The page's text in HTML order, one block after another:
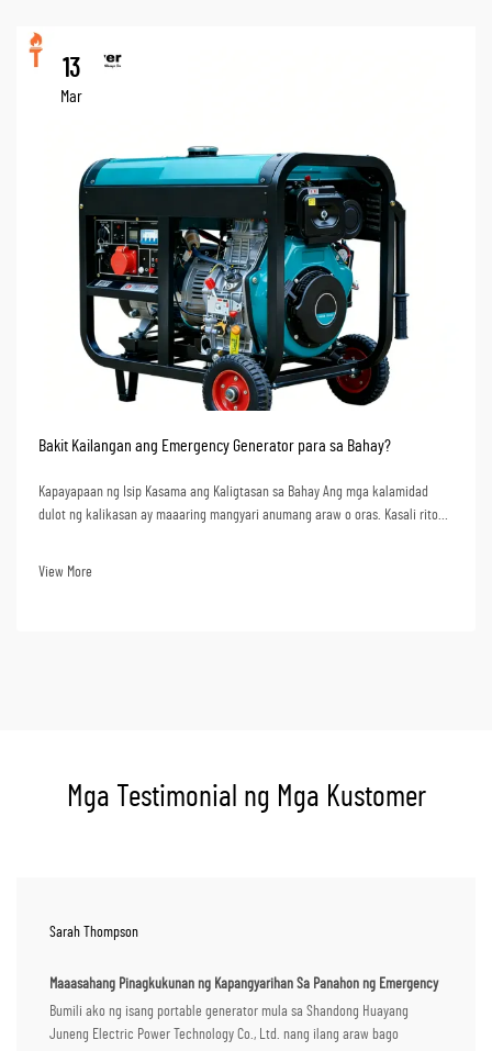
13
Mar
Bakit Kailangan ang Emergency Generator para sa Bahay?
Kapayapaan ng Isip Kasama ang Kaligtasan sa Bahay Ang mga kalamidad
dulot ng kalikasan ay maaaring mangyari anumang araw o oras. Kasali rito
View More
Mga Testimonial ng Mga Kustomer
Sarah Thompson
Maaasahang Pinagkukunan ng Kapangyarihan Sa Panahon ng Emergency
Bumili ako ng isang portable generator mula sa Shandong Huayang
Juneng Electric Power Technology Co., Ltd. nang ilang araw bago